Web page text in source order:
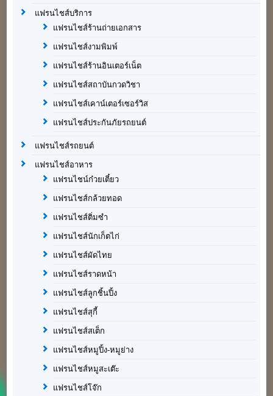
แฟรนไชส์บริการ
แฟรนไชส์ร้านถ่ายเอกสาร
แฟรนไชส์งามพิมพ์
แฟรนไชส์ร้านอินเตอร์เน็ต
แฟรนไชส์สถาบันกวดวิชา
แฟรนไชส์เคาน์เตอร์เซอร์วิส
แฟรนไชส์ประกันภัยรถยนต์
แฟรนไชส์รถยนต์
แฟรนไชส์อาหาร
แฟรนไชน์ก๋วยเตี๋ยว
แฟรนไชส์กล้วยทอด
แฟรนไชส์ติ่มซำ
แฟรนไชส์นักเก็ตไก่
แฟรนไชส์ผัดไทย
แฟรนไชส์ราดหน้า
แฟรนไชส์ลูกชิ้นปิ้ง
แฟรนไชส์สุกี้
แฟรนไชส์สเต็ก
แฟรนไชส์หมูปิ้ง-หมูย่าง
แฟรนไชส์หมูสะเต๊ะ
แฟรนไชส์โจ๊ก